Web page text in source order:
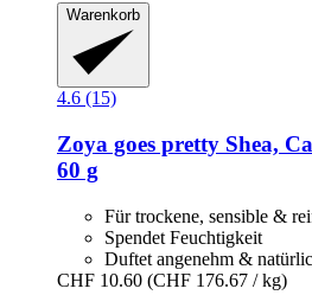
Warenkorb
4.6 (15)
Zoya goes pretty Shea,
60 g
Für trockene, sensible &
Spendet Feuchtigkeit
Duftet angenehm &
CHF 10.60 (CHF 176.67 / kg)